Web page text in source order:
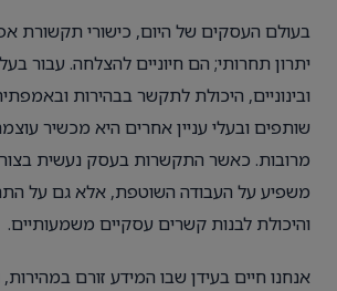
בעולם העסקים של היום, כישורי תקשורת
יתרון תחרותי; הם חיוניים להצלחה. עבור
ובינוניים, היכולת לתקשר בבהירות
שותפים ובעלי עניין אחרים היא מכשיר
מרובות. כאשר התקשרות בעסק נעשית
משפיע על העבודה השוטפת, אלא גם על
והיכולת לבנות קשרים עסקיים משמעותיים.
אנחנו חיים בעידן שבו המידע זורם במהירות,